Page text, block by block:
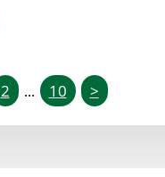
2 ... 10 >